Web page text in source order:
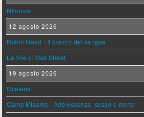
Nimrods
12 agosto 2026
Robin Hood - Il prezzo del sangue
La fine di Oak Street
19 agosto 2026
Oceania
Camp Miasma - Adolescenza, sesso e morte